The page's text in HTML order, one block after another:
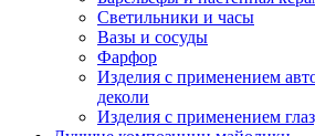
Светильники и часы
Вазы и сосуды
Фарфор
Изделия с применением
деколи
Изделия с применением